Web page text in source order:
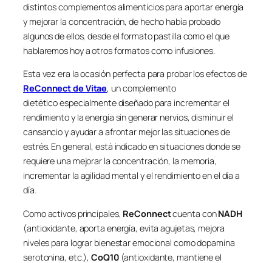
distintos complementos alimenticios para aportar energía
y mejorar la concentración, de hecho había probado
algunos de ellos, desde el formato pastilla como el que
hablaremos hoy a otros formatos como infusiones.
Esta vez era la ocasión perfecta para probar los efectos de
ReConnect de Vitae, un complemento
dietético especialmente diseñado para incrementar el
rendimiento y la energía sin generar nervios, disminuir el
cansancio y ayudar a afrontar mejor las situaciones de
estrés. En general, está indicado en situaciones donde se
requiere una mejorar la concentración, la memoria,
incrementar la agilidad mental y el rendimiento en el día a
día.
Como activos principales, ReConnectcuenta conNADH
(antioxidante, aporta energía, evita agujetas, mejora
niveles para lograr bienestar emocional como dopamina
serotonina, etc.),CoQ10(antioxidante, mantiene el